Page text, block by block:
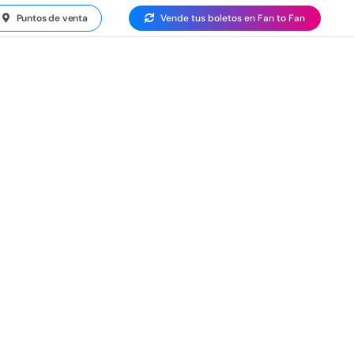
Puntos de venta Vende tus boletos en Fan to Fan